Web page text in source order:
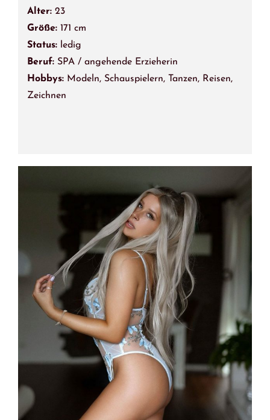
Alter: 23
Größe: 171 cm
Status: ledig
Beruf: SPA / angehende Erzieherin
Hobbys: Modeln, Schauspielern, Tanzen, Reisen,
Zeichnen